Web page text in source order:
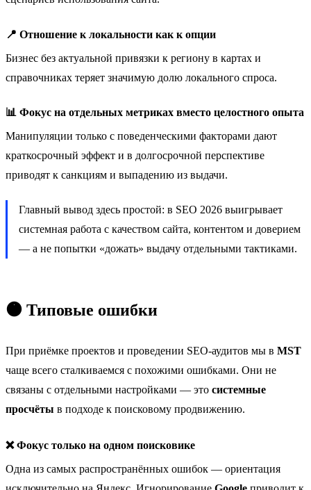
📍 Отношение к локальности как к опции
Бизнес без актуальной привязки к региону в картах и
справочниках теряет значимую долю локального спроса.
📊 Фокус на отдельных метриках вместо целостного опыта
Манипуляции только с поведенческими факторами дают
краткосрочный эффект и в долгосрочной перспективе
приводят к санкциям и выпадению из выдачи.
Главный вывод здесь простой: в SEO 2026 выигрывает
системная работа с качеством сайта, контентом и доверием
— а не попытки «дожать» выдачу отдельными тактиками.
🟠 Типовые ошибки
При приёмке проектов и проведении SEO-аудитов мы в MST
чаще всего сталкиваемся с похожими ошибками. Они не
связаны с отдельными настройками — это системные
просчёты в подходе к поисковому продвижению.
❌ Фокус только на одном поисковике
Одна из самых распространённых ошибок — ориентация